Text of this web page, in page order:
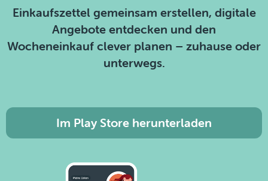
Einkaufszettel gemeinsam erstellen, digitale
Angebote entdecken und den
Wocheneinkauf clever planen – zuhause oder
unterwegs.
Im Play Store herunterladen